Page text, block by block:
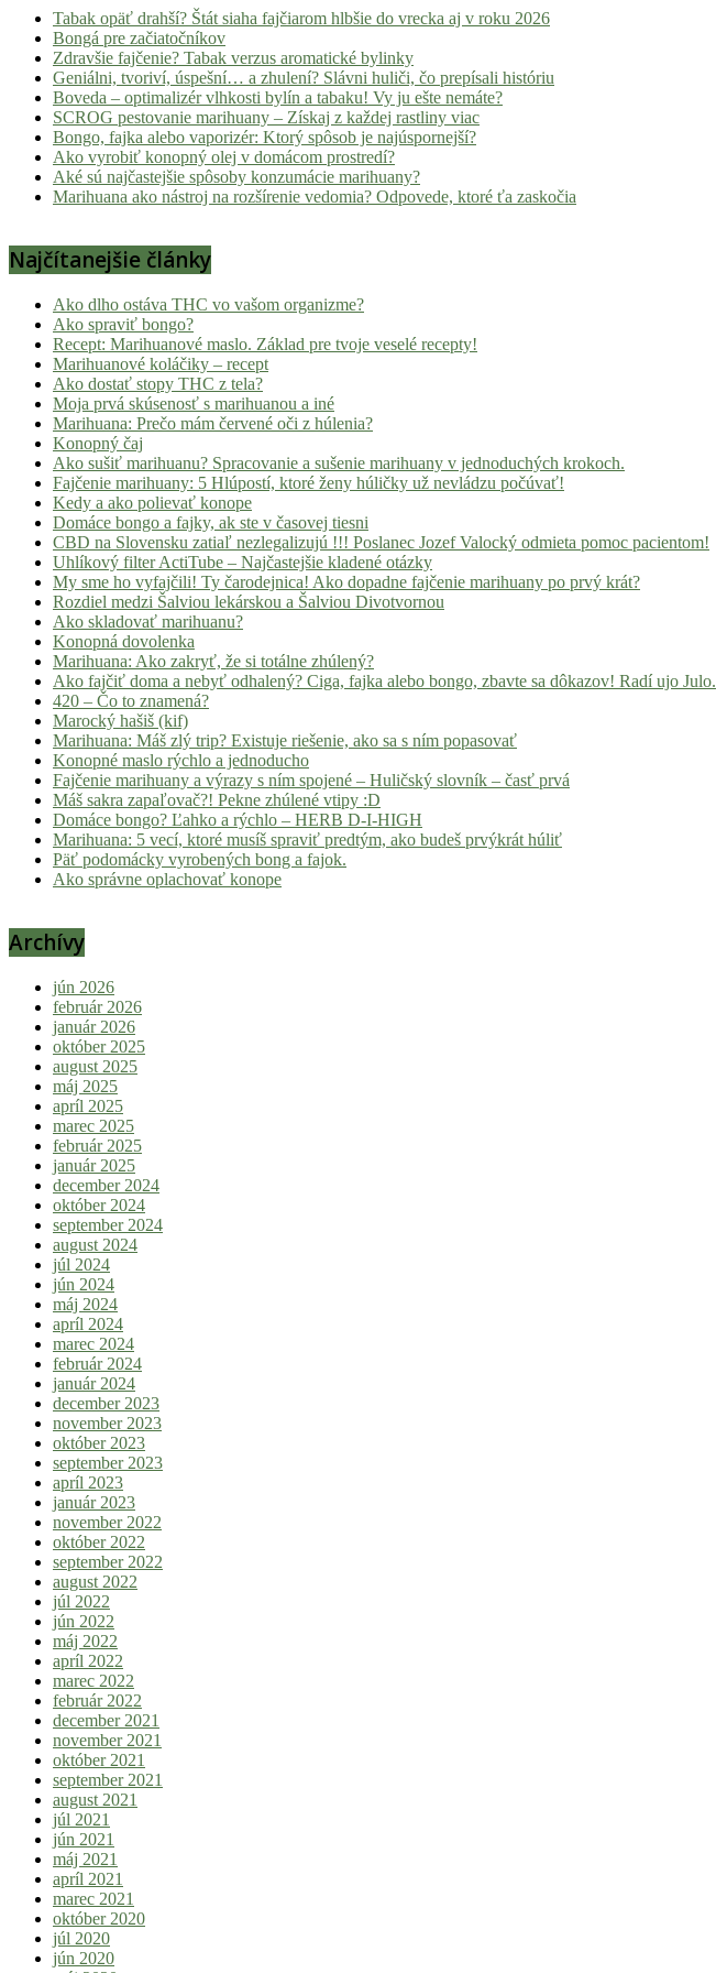
novinky
konopnej
scény,
najlepší
chill-
out,
stoner
lifestyle.
nalaď
pohodu.
Tabak opäť drahší? Štát siaha fajčiarom hlbšie do vrecka aj v roku 2026
Bongá pre začiatočníkov
Zdravšie fajčenie? Tabak verzus aromatické bylinky
Geniálni, tvoriví, úspešní… a zhulení? Slávni huliči, čo prepísali históriu
Boveda – optimalizér vlhkosti bylín a tabaku! Vy ju ešte nemáte?
SCROG pestovanie marihuany – Získaj z každej rastliny viac
Bongo, fajka alebo vaporizér: Ktorý spôsob je najúspornejší?
Ako vyrobiť konopný olej v domácom prostredí?
Aké sú najčastejšie spôsoby konzumácie marihuany?
Marihuana ako nástroj na rozšírenie vedomia? Odpovede, ktoré ťa zaskočia
Najčítanejšie články
Ako dlho ostáva THC vo vašom organizme?
Ako spraviť bongo?
Recept: Marihuanové maslo. Základ pre tvoje veselé recepty!
Marihuanové koláčiky – recept
Ako dostať stopy THC z tela?
Moja prvá skúsenosť s marihuanou a iné
Marihuana: Prečo mám červené oči z húlenia?
Konopný čaj
Ako sušiť marihuanu? Spracovanie a sušenie marihuany v jednoduchých krokoch.
Fajčenie marihuany: 5 Hlúpostí, ktoré ženy húličky už nevládzu počúvať!
Kedy a ako polievať konope
Domáce bongo a fajky, ak ste v časovej tiesni
CBD na Slovensku zatiaľ nezlegalizujú !!! Poslanec Jozef Valocký odmieta pomoc pacientom!
Uhlíkový filter ActiTube – Najčastejšie kladené otázky
My sme ho vyfajčili! Ty čarodejnica! Ako dopadne fajčenie marihuany po prvý krát?
Rozdiel medzi Šalviou lekárskou a Šalviou Divotvornou
Ako skladovať marihuanu?
Konopná dovolenka
Marihuana: Ako zakryť, že si totálne zhúlený?
Ako fajčiť doma a nebyť odhalený? Ciga, fajka alebo bongo, zbavte sa dôkazov! Radí ujo Julo.
420 – Čo to znamená?
Marocký hašiš (kif)
Marihuana: Máš zlý trip? Existuje riešenie, ako sa s ním popasovať
Konopné maslo rýchlo a jednoducho
Fajčenie marihuany a výrazy s ním spojené – Huličský slovník – časť prvá
Máš sakra zapaľovač?! Pekne zhúlené vtipy :D
Domáce bongo? Ľahko a rýchlo – HERB D-I-HIGH
Marihuana: 5 vecí, ktoré musíš spraviť predtým, ako budeš prvýkrát húliť
Päť podomácky vyrobených bong a fajok.
Ako správne oplachovať konope
Archívy
jún 2026
február 2026
január 2026
október 2025
august 2025
máj 2025
apríl 2025
marec 2025
február 2025
január 2025
december 2024
október 2024
september 2024
august 2024
júl 2024
jún 2024
máj 2024
apríl 2024
marec 2024
február 2024
január 2024
december 2023
november 2023
október 2023
september 2023
apríl 2023
január 2023
november 2022
október 2022
september 2022
august 2022
júl 2022
jún 2022
máj 2022
apríl 2022
marec 2022
február 2022
december 2021
november 2021
október 2021
september 2021
august 2021
júl 2021
jún 2021
máj 2021
apríl 2021
marec 2021
október 2020
júl 2020
jún 2020